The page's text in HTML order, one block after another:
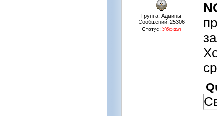
Группа: Админы
Сообщений: 25306
Статус: Убежал